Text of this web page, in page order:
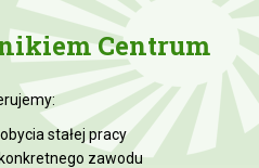
Centrum
stałej pracy
zawodu